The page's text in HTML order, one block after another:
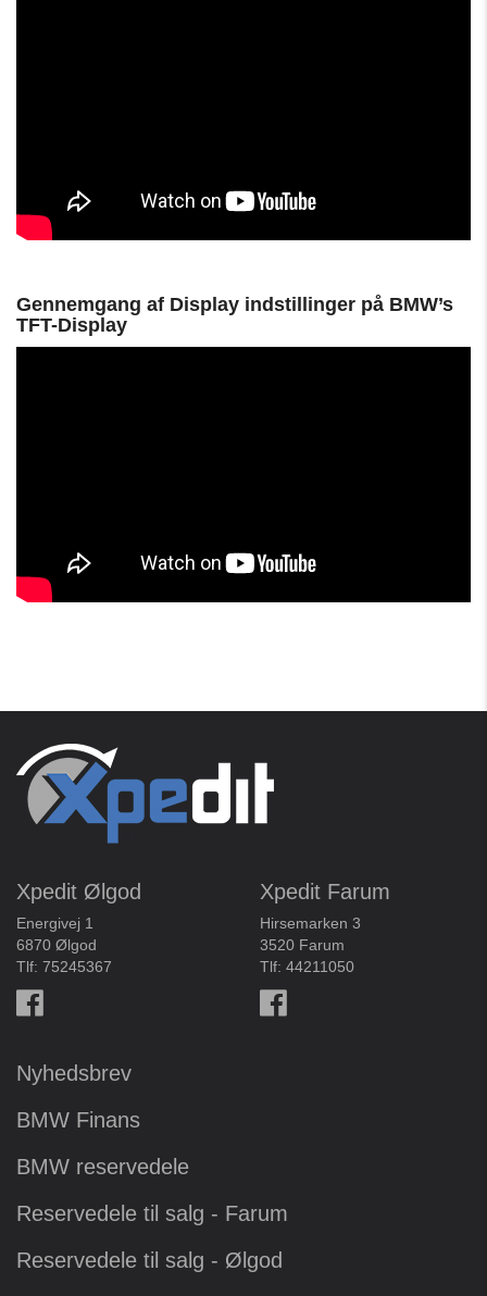
Gennemgang af Display indstillinger på BMW’s
TFT-Display
Xpedit Ølgod
Energivej 1
6870 Ølgod
Tlf: 75245367
Xpedit Farum
Hirsemarken 3
3520 Farum
Tlf: 44211050
Nyhedsbrev
BMW Finans
BMW reservedele
Reservedele til salg - Farum
Reservedele til salg - Ølgod